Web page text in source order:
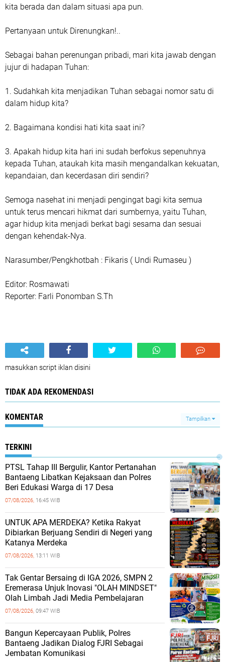
kita berada dan dalam situasi apa pun.
Pertanyaan untuk Direnungkan!..
Sebagai bahan perenungan pribadi, mari kita jawab dengan
jujur di hadapan Tuhan:
1. Sudahkah kita menjadikan Tuhan sebagai nomor satu di
dalam hidup kita?
2. Bagaimana kondisi hati kita saat ini?
3. Apakah hidup kita hari ini sudah berfokus sepenuhnya
kepada Tuhan, ataukah kita masih mengandalkan kekuatan,
kepandaian, dan kecerdasan diri sendiri?
Semoga nasehat ini menjadi pengingat bagi kita semua
untuk terus mencari hikmat dari sumbernya, yaitu Tuhan,
agar hidup kita menjadi berkat bagi sesama dan sesuai
dengan kehendak-Nya.
Narasumber/Pengkhotbah : Fikaris ( Undi Rumaseu )
Editor: Rosmawati
Reporter: Farli Ponomban S.Th
masukkan script iklan disini
TIDAK ADA REKOMENDASI
KOMENTAR Tampilkan
TERKINI
PTSL Tahap III Bergulir, Kantor Pertanahan
Bantaeng Libatkan Kejaksaan dan Polres
Beri Edukasi Warga di 17 Desa
07/08/2026, 16:45 WIB
UNTUK APA MERDEKA? Ketika Rakyat
Dibiarkan Berjuang Sendiri di Negeri yang
Katanya Merdeka
07/08/2026, 13:11 WIB
Tak Gentar Bersaing di IGA 2026, SMPN 2
Eremerasa Unjuk Inovasi "OLAH MINDSET"
Olah Limbah Jadi Media Pembelajaran
07/08/2026, 09:47 WIB
Bangun Kepercayaan Publik, Polres
Bantaeng Jadikan Dialog FJRI Sebagai
Jembatan Komunikasi